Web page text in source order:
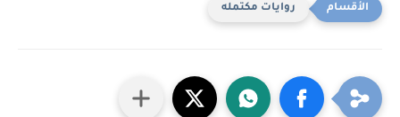
روايات مكتمله